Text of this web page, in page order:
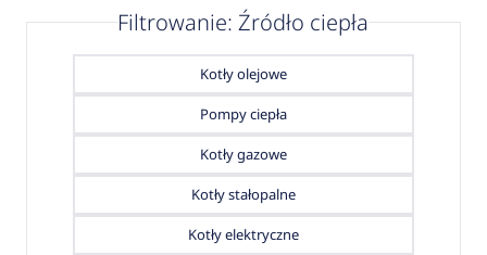
Filtrowanie: Źródło ciepła
Kotły olejowe
Pompy ciepła
Kotły gazowe
Kotły stałopalne
Kotły elektryczne